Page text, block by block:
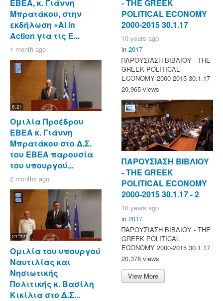
ΕΒΕΑ, κ. Γιάννη
Μπρατάκου, στην
εκδήλωση «AI in
Action για τις Ε...
1 month ago
8:21
Ομιλία Προέδρου
ΕΒΕΑ κ. Γιάννη
Μπρατάκου στο Δ.Σ.
του ΕΒΕΑ παρουσία
του υπουργού...
2 months ago
21:22
Ομιλία του υπουργού
Ναυτιλίας και
Νησιωτικής
Πολιτικής κ. Βασίλη
Κικίλια στο Δ.Σ...
- ΤΗΕ GREEK
POLITICAL ECONOMY
2000-2015 30.1.17
10 years ago
in 2017
ΠΑΡΟΥΣΙΑΣΗ ΒΙΒΛΙΟΥ - ΤΗΕ
GREEK POLITICAL
ECONOMY 2000-2015 30.1.17
20,965 views
ΠΑΡΟΥΣΙΑΣΗ ΒΙΒΛΙΟΥ
- ΤΗΕ GREEK
POLITICAL ECONOMY
2000-2015 30.1.17 - 2
10 years ago
in 2017
ΠΑΡΟΥΣΙΑΣΗ ΒΙΒΛΙΟΥ - ΤΗΕ
GREEK POLITICAL
ECONOMY 2000-2015 30.1.17
20,378 views
View More